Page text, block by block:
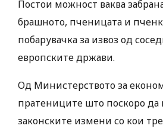
Постои можност ваква
брашното, пченицата и
побарувачка за извоз од
европските држави.
Од Министерството за
пратениците што поскоро да
законските измени со кои